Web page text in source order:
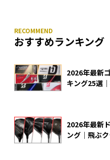
おすすめランキング
2026年最新
キング25選
2026年最新
ング｜飛ぶ